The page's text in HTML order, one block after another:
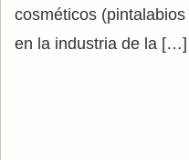
cosméticos
en la industria de la […]